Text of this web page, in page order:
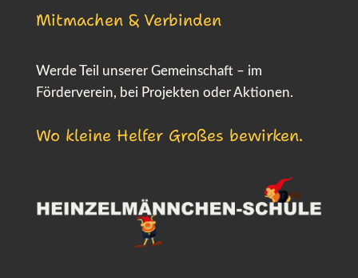
Mitmachen & Verbinden
Werde Teil unserer Gemeinschaft – im
Förderverein, bei Projekten oder Aktionen.
Wo kleine Helfer Großes bewirken.